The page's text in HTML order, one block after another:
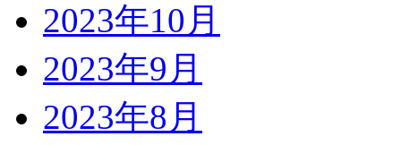
2023年10月
2023年9月
2023年8月